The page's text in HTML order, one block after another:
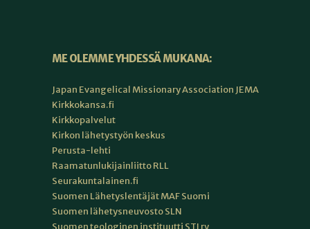
ME OLEMME YHDESSÄ MUKANA:
Japan Evangelical Missionary Association JEMA
Kirkkokansa.fi
Kirkkopalvelut
Kirkon lähetystyön keskus
Perusta-lehti
Raamatunlukijainliitto RLL
Seurakuntalainen.fi
Suomen Lähetyslentäjät MAF Suomi
Suomen lähetysneuvosto SLN